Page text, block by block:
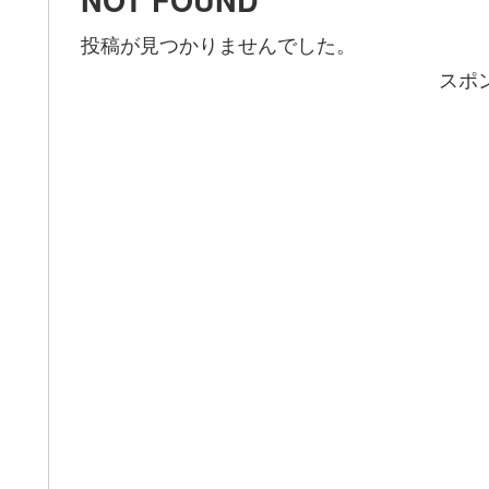
投稿が見つかりませんでした。
スポ